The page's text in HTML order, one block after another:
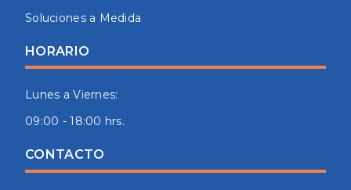
Soluciones a Medida
HORARIO
Lunes a Viernes:
09:00 - 18:00 hrs.
CONTACTO